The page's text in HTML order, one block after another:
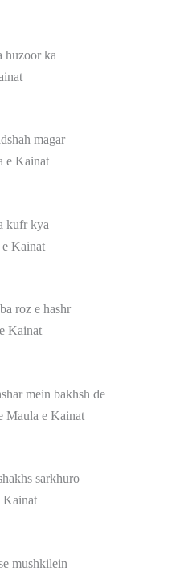
huzoor ka
magar
e Kainat
kufr kya
e Kainat
roz e hashr
Kainat
mein bakhsh de
Maula e Kainat
sarkhuro
Kainat
mushkilein